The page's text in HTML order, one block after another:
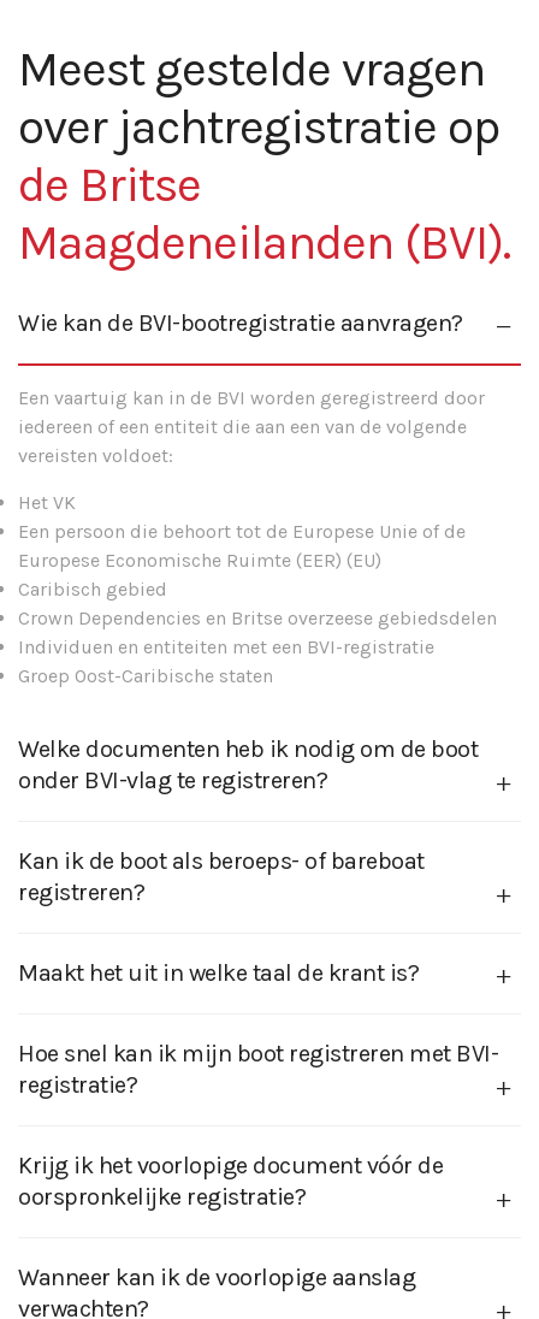
Meest gestelde vragen
over jachtregistratie op
de Britse
Maagdeneilanden (BVI).
Wie kan de BVI-bootregistratie aanvragen?
Een vaartuig kan in de BVI worden geregistreerd door
iedereen of een entiteit die aan een van de volgende
vereisten voldoet:
Het VK
Een persoon die behoort tot de Europese Unie of de
Europese Economische Ruimte (EER) (EU)
Caribisch gebied
Crown Dependencies en Britse overzeese gebiedsdelen
Individuen en entiteiten met een BVI-registratie
Groep Oost-Caribische staten
Welke documenten heb ik nodig om de boot
onder BVI-vlag te registreren?
Kan ik de boot als beroeps- of bareboat
registreren?
Maakt het uit in welke taal de krant is?
Hoe snel kan ik mijn boot registreren met BVI-
registratie?
Krijg ik het voorlopige document vóór de
oorspronkelijke registratie?
Wanneer kan ik de voorlopige aanslag
verwachten?